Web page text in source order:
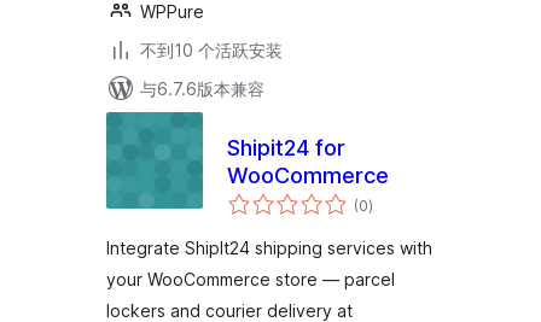
WPPure
不到10 个活跃安装
与6.7.6版本兼容
Shipit24 for
WooCommerce
(0总
评)
Integrate ShipIt24 shipping services with
your WooCommerce store — parcel
lockers and courier delivery at